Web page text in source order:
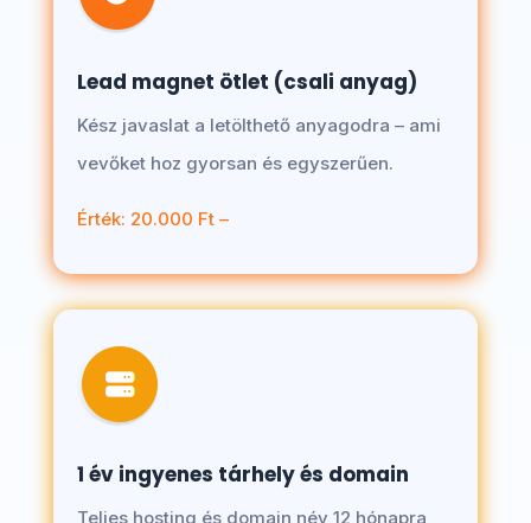
Lead magnet ötlet (csali anyag)
Kész javaslat a letölthető anyagodra – ami
vevőket hoz gyorsan és egyszerűen.
Érték: 20.000 Ft –
1 év ingyenes tárhely és domain
Teljes hosting és domain név 12 hónapra